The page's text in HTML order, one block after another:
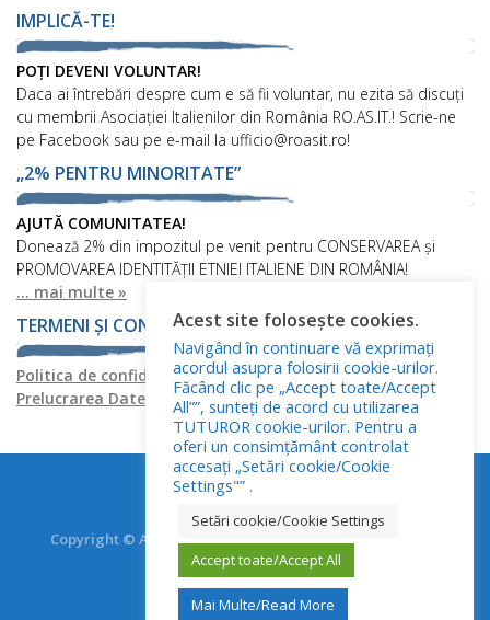
IMPLICĂ-TE!
POȚI DEVENI VOLUNTAR!
Daca ai întrebări despre cum e să fii voluntar, nu ezita să discuți
cu membrii Asociației Italienilor din România RO.AS.IT.! Scrie-ne
pe Facebook sau pe e-mail la ufficio@roasit.ro!
„2% PENTRU MINORITATE”
AJUTĂ COMUNITATEA!
Donează 2% din impozitul pe venit pentru CONSERVAREA și
PROMOVAREA IDENTITĂȚII ETNIEI ITALIENE DIN ROMÂNIA!
... mai multe »
TERMENI ȘI CONDIȚII
Politica de confidențialitatePolitica privind fișierele cookies
Prelucrarea Datelor cu Caracter Personal
Copyright © Asociația Italienilor din România - RO.AS.IT.
Toate drepturile rezervate.
Acest site folosește cookies.
Navigând în continuare vă exprimați
acordul asupra folosirii cookie-urilor.
Făcând clic pe „Accept toate/Accept
All””, sunteți de acord cu utilizarea
TUTUROR cookie-urilor. Pentru a
oferi un consimțământ controlat
accesați „Setări cookie/Cookie
Settings"” .
Setări cookie/Cookie Settings
Accept toate/Accept All
Mai Multe/Read More